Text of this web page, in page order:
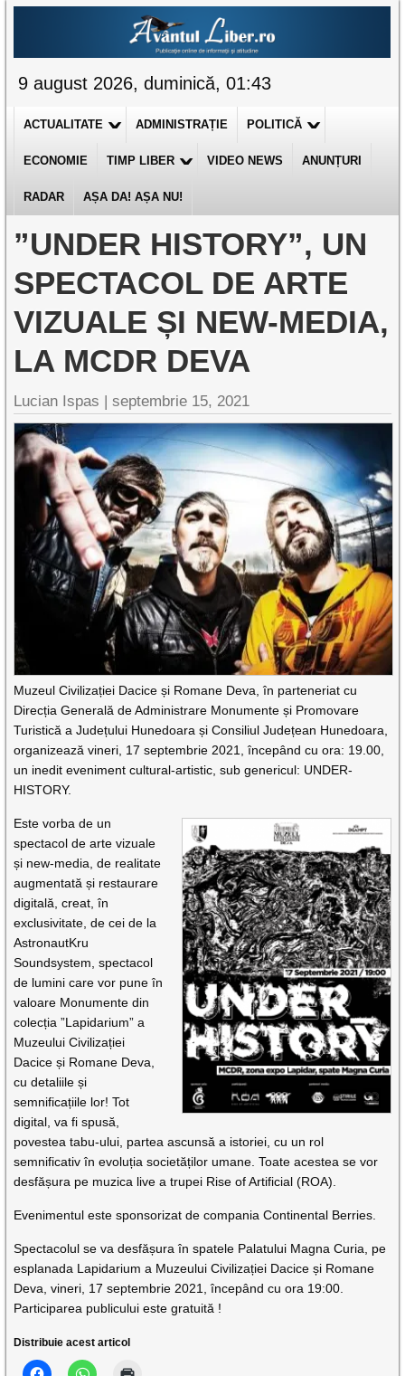
9 august 2026, duminică, 01:43
ACTUALITATE ADMINISTRAȚIE POLITICĂ
ECONOMIE TIMP LIBER VIDEO NEWS ANUNȚURI
RADAR AȘA DA! AȘA NU!
”UNDER HISTORY”, UN
SPECTACOL DE ARTE
VIZUALE ȘI NEW-MEDIA,
LA MCDR DEVA
Lucian Ispas |septembrie 15, 2021
Muzeul Civilizației Dacice și Romane Deva, în parteneriat cu
Direcția Generală de Administrare Monumente și Promovare
Turistică a Județului Hunedoara și Consiliul Județean Hunedoara,
organizează vineri, 17 septembrie 2021, începând cu ora: 19.00,
un inedit eveniment cultural-artistic, sub genericul: UNDER-
HISTORY.
Este vorba de un
spectacol de arte vizuale
și new-media, de realitate
augmentată și restaurare
digitală, creat, în
exclusivitate, de cei de la
AstronautKru
Soundsystem, spectacol
de lumini care vor pune în
valoare Monumente din
colecția ”Lapidarium” a
Muzeului Civilizației
Dacice și Romane Deva,
cu detaliile și
semnificațiile lor! Tot
digital, va fi spusă,
povestea tabu-ului, partea ascunsă a istoriei, cu un rol
semnificativ în evoluția societăților umane. Toate acestea se vor
desfășura pe muzica live a trupei Rise of Artificial (ROA).
Evenimentul este sponsorizat de compania Continental Berries.
Spectacolul se va desfășura în spatele Palatului Magna Curia, pe
esplanada Lapidarium a Muzeului Civilizației Dacice și Romane
Deva, vineri, 17 septembrie 2021, începând cu ora 19:00.
Participarea publicului este gratuită !
Distribuie acest articol